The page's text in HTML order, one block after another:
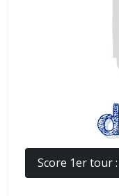
Score 1er tour :